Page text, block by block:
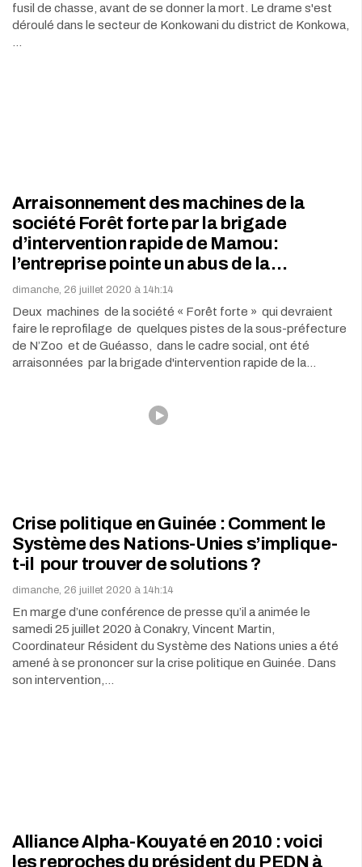
fusil de chasse, avant de se donner la mort. Le drame s'est
déroulé dans le secteur de Konkowani du district de Konkowa,
Arraisonnement des machines de la
société Forêt forte par la brigade
d’intervention rapide de Mamou:
l’entreprise pointe un abus de la…
dimanche, 26 juillet 2020 à 14h:14
Deux machines de la société « Forêt forte » qui devraient
faire le reprofilage de quelques pistes de la sous-préfecture
de N’Zoo et de Guéasso, dans le cadre social, ont été
arraisonnées par la brigade d'intervention rapide de la…
Crise politique en Guinée : Comment le
Système des Nations-Unies s’implique-
t-il pour trouver de solutions ?
dimanche, 26 juillet 2020 à 14h:14
En marge d’une conférence de presse qu’il a animée le
samedi 25 juillet 2020 à Conakry, Vincent Martin,
Coordinateur Résident du Système des Nations unies a été
amené à se prononcer sur la crise politique en Guinée. Dans
son intervention,…
Alliance Alpha-Kouyaté en 2010 : voici
les reproches du président du PEDN à